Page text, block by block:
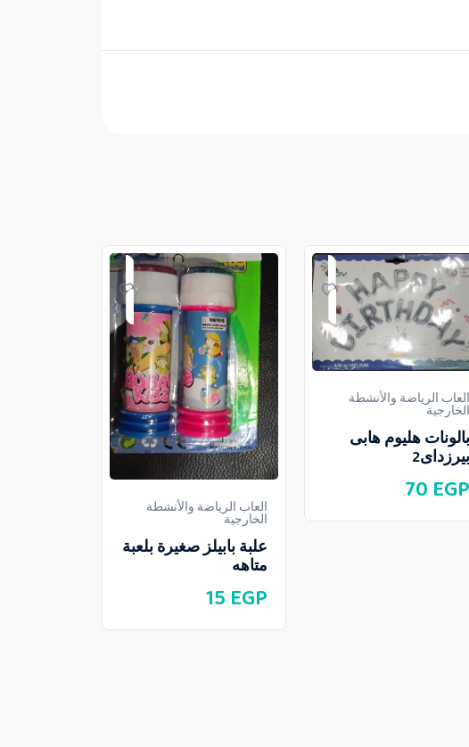
العاب الرياضة والأنشطة
الخارجية
بالونات هليوم هابى
بيرزداى2
70 EGP
العاب الرياضة والأنشطة
الخارجية
علبة بابيلز صغيرة بلعبة
متاهه
15 EGP